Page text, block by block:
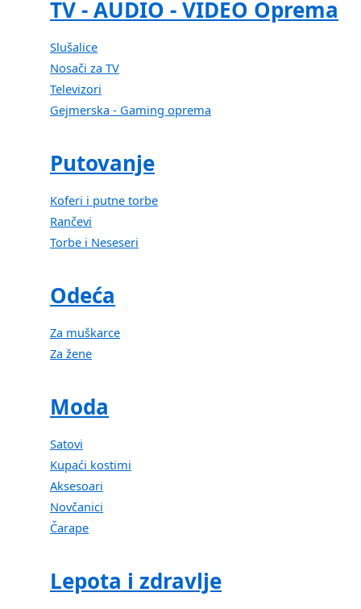
TV - AUDIO - VIDEO Oprema
Slušalice
Nosači za TV
Televizori
Gejmerska - Gaming oprema
Putovanje
Koferi i putne torbe
Rančevi
Torbe i Neseseri
Odeća
Za muškarce
Za žene
Moda
Satovi
Kupaći kostimi
Aksesoari
Novčanici
Čarape
Lepota i zdravlje